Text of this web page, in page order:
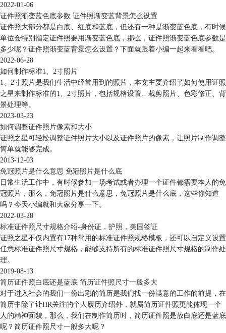
2022-01-06
证件照渐变蓝色底参数 证件照渐变蓝背景怎么设置
证件照大部分都是白底、红底和蓝底，但还有一种是渐变蓝色底，有时候
单位会特别指定证件照要用渐变蓝色底，那么，证件照渐变蓝色底参数是
多少呢？证件照渐变蓝背景怎么设置？下面就跟着小编一起来看看吧。
2022-06-28
如何制作标准1、2寸照片
1、2寸照片是我们生活中经常用到的照片，本文主要介绍了如何使用证照
之星来制作标准的1、2寸照片，包括规格设置、裁剪照片、色彩修正、背
景处理等。
2023-03-23
如何调整证件照片像素和大小
证照之星可轻松调整证件照片大小以及证件照片的像素，让照片制作调整
简单就能够完成。
2013-12-03
免冠照片是什么意思 免冠照片是什么底
日常生活工作中，有时候参加一场考试或者办理一个证件都需要本人的免
冠照片，那么，免冠照片是什么意思，免冠照片是什么底，这些你知道
吗？今天小编就和大家分享一下。
2022-03-28
标准证件照尺寸规格介绍-身份证，护照，美国签证
证照之星不仅内置有17种常用的标准证件照规格模板，还可以自定义设置
任意标准证件照尺寸规格，能够支持所有的标准证件照尺寸规格的制作处
理。
2019-08-13
简历证件照白底还是蓝底 简历证件照尺寸一般多大
对于进入社会的我们一份出彩的简历是我们找一份满意的工作的前提，在
简历中除了让HR关注的个人履历介绍外，就属简历证件照更能体现一个
人的精神面貌，那么，我们在制作简历时，简历证件照是放白底还是蓝底
呢？简历证件照尺寸一般多大呢？